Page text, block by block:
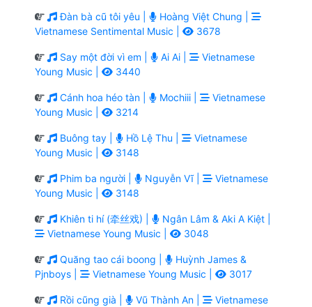
Đàn bà cũ tôi yêu |
Hoàng Việt Chung |
Vietnamese Sentimental Music |
3678
Say một đời vì em | Ai Ai |
Vietnamese
Young Music |
3440
Cánh hoa héo tàn | Mochiii |
Vietnamese
Young Music |
3214
Buông tay | Hồ Lệ Thu |
Vietnamese
Young Music |
3148
Phim ba người | Nguyễn Vĩ |
Vietnamese
Young Music |
3148
Khiên ti hí (牵丝戏) |
Ngân Lâm & Aki A Kiệt |
Vietnamese Young Music |
3048
Quăng tao cái boong |
Huỳnh James &
Pjnboys |
Vietnamese Young Music | 3017
Rồi cũng già | Vũ Thành An |
Vietnamese